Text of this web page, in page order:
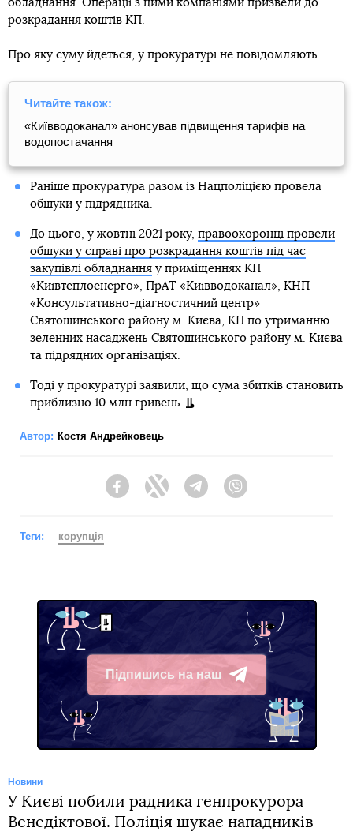
обладнання. Операції з цими компаніями призвели до
розкрадання коштів КП.
Про яку суму йдеться, у прокуратурі не повідомляють.
Читайте також:
«Київводоканал» анонсував підвищення тарифів на
водопостачання
Раніше прокуратура разом із Нацполіцією провела
обшуки у підрядника.
До цього, у жовтні 2021 року, правоохоронці провели
обшуки у справі про розкрадання коштів під час
закупівлі обладнанняу приміщеннях КП
«Київтеплоенерго», ПрАТ «Київводоканал», КНП
«Консультативно-діагностичний центр»
Святошинського району м. Києва, КП по утриманню
зеленних насаджень Святошинського району м. Києва
та підрядних організаціях.
Тоді у прокуратурі заявили, що сума збитків становить
приблизно 10 млн гривень.
Автор: Костя Андрейковець
FacebookTwitter Telegram
Теги: корупція
Підпишись на наш
Telegram
Новини
У Києві побили радника генпрокурора
Венедіктової. Поліція шукає нападників